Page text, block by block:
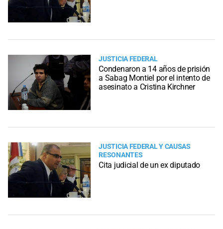
JUSTICIA FEDERAL
Condenaron a 14 años de prisión
a Sabag Montiel por el intento de
asesinato a Cristina Kirchner
JUSTICIA FEDERAL Y CAUSAS
RESONANTES
Cita judicial de un ex diputado